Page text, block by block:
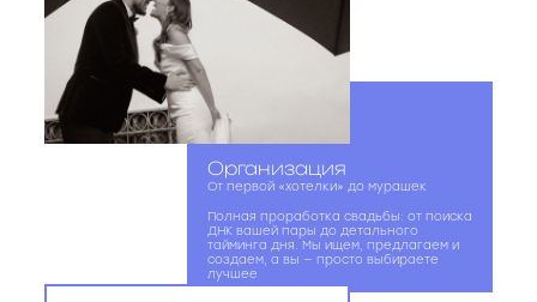
Организация
Полная проработка свадьбы: от поиска
ДНК вашей пары до детального
тайминга дня. Мы ищем, предлагаем и
создаем, а вы — просто выбираете
лучшее
От первой «хотелки» до мурашек